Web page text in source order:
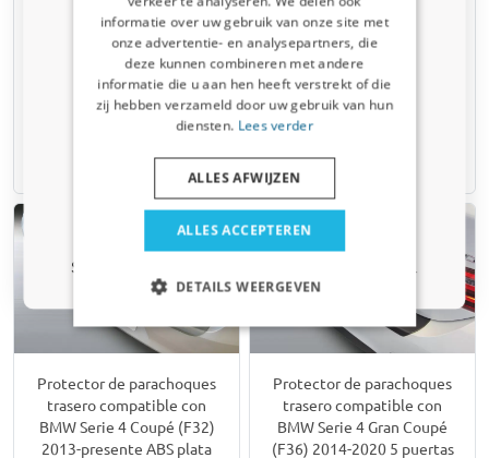
2013-presente ABS efecto
carbono
SE, ES, Sport y Luxury
€ 124,95
6-8 semanas
2013-presente ABS negro
brillo
M Sport, M4
€ 124,95
6-8 semanas
Protector de parachoques
trasero compatible con
BMW Serie 4 Coupé (F32)
2013-presente ABS plata
Protector de parachoques
trasero compatible con
BMW Serie 4 Gran Coupé
(F36) 2014-2020 5 puertas
informatie over uw gebruik van onze site met
onze advertentie- en analysepartners, die
deze kunnen combineren met andere
informatie die u aan hen heeft verstrekt of die
zij hebben verzameld door uw gebruik van hun
diensten. Lees verder
ALLES ACCEPTEREN
ALLES AFWIJZEN
DETAILS WEERGEVEN
¿Recibiste un código de descuento
del 5%?
Suscríbete ahora a nuestro boletín y
benefíciate. Tu código de descuento es válido
por 3 días.
Solo actualizaciones y ofertas relevantes para tu coche.